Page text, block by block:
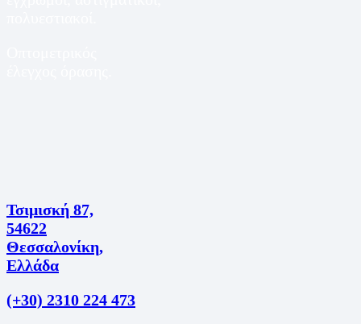
Τσιμισκή 87,
54622
Θεσσαλονίκη,
Ελλάδα
(+30) 2310 224 473